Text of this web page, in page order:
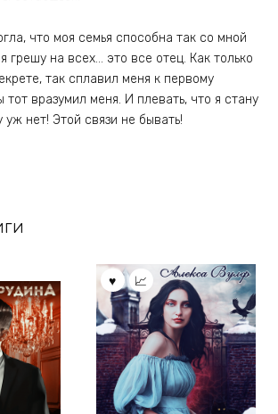
что моя семья способна так со мной
грешу на всех… это все отец. Как только
так сплавил меня к первому
тот вразумил меня. И плевать, что я стану
нет! Этой связи не бывать!